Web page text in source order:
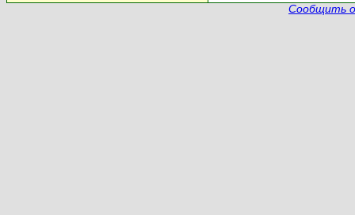
Сообщить о